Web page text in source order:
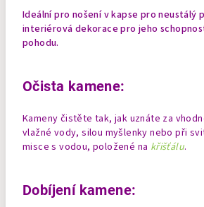
Ideální pro nošení v kapse pro neustálý
interiérová dekorace pro jeho
pohodu.
Očista kamene:
Kameny čistěte tak, jak uznáte za
vlažné vody, silou myšlenky nebo při
misce s vodou, položené na křišťálu.
Dobíjení kamene: